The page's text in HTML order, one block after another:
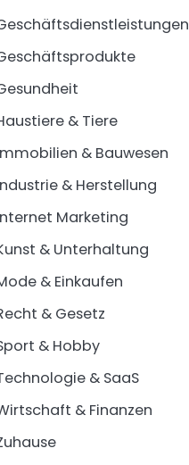
& Tiere
& Bauwesen
& Herstellung
Marketing
& Unterhaltung
& Einkaufen
& Gesetz
& Hobby
& SaaS
& Finanzen